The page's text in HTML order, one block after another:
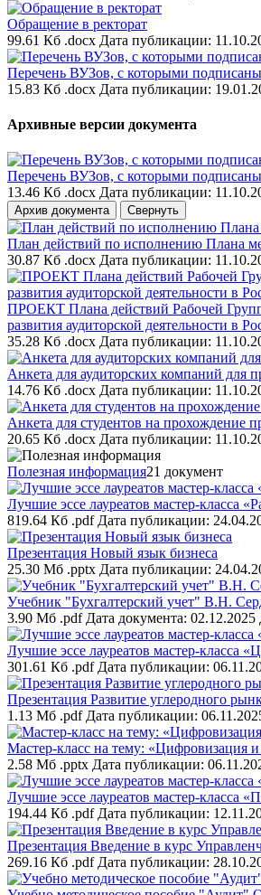
Обращение в ректорат
99.61 Кб .docx Дата публикации:
Перечень ВУЗов, с которыми
15.83 Кб .docx Дата публикации:
Архивные версии документа
Перечень ВУЗов, с которыми
13.46 Кб .docx Дата публикации:
Архив документа Свернуть
План действий по исполнению Плана
30.87 Кб .docx Дата публикации:
ПРОЕКТ Плана действий Рабочей
развития аудиторской деятельности в
35.28 Кб .docx Дата публикации:
Анкета для аудиторских компаний для
14.76 Кб .docx Дата публикации:
Анкета для студентов на прохождение
20.65 Кб .docx Дата публикации:
Полезная информация21 документ
Лучшие эссе лауреатов мастер-класса
819.64 Кб .pdf Дата публикации:
Презентация Новый язык бизнеса
25.30 Мб .pptx Дата публикации:
Учебник "Бухгалтерский учет" В.Н.
3.90 Мб .pdf Дата документа: 02.12.2025
Лучшие эссе лауреатов мастер-класса
301.61 Кб .pdf Дата публикации:
Презентация Развитие углеродного
1.13 Мб .pdf Дата публикации:
Мастер-класс на тему: «Цифровизация и
2.58 Мб .pptx Дата публикации:
Лучшие эссе лауреатов мастер-класса
194.44 Кб .pdf Дата публикации:
Презентация Введение в курс
269.16 Кб .pdf Дата публикации: